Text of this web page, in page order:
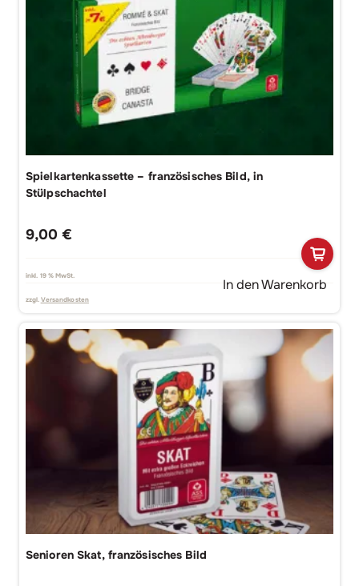
Spielkartenkassette – französisches Bild, in
Stülpschachtel
9,00 €
inkl. 19 % MwSt.
zzgl. Versandkosten
In den Warenkorb
Senioren Skat, französisches Bild